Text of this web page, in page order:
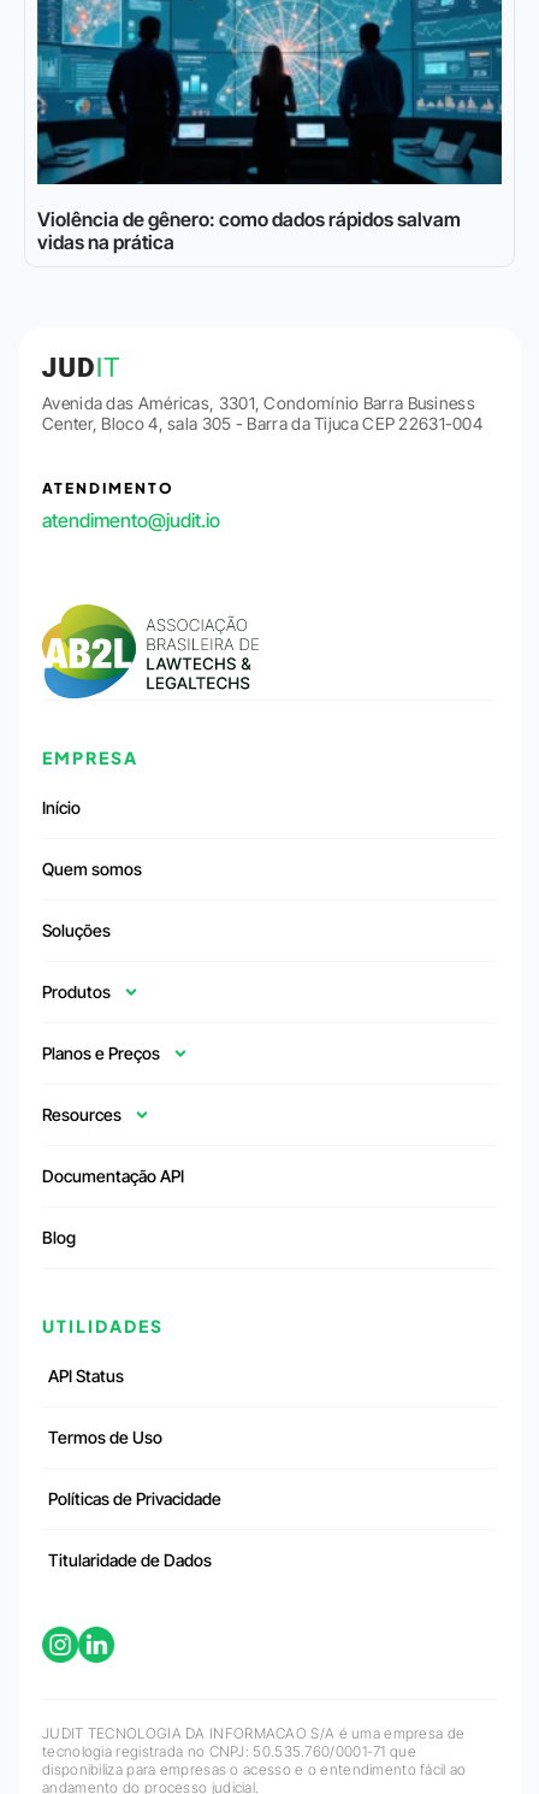
Violência de gênero: como dados rápidos salvam
vidas na prática
Avenida das Américas, 3301, Condomínio Barra Business
Center, Bloco 4, sala 305 - Barra da Tijuca CEP 22631-004
ATENDIMENTO
atendimento@judit.io
EMPRESA
Início
Quem somos
Soluções
Produtos
Planos e Preços
Resources
Documentação API
Blog
UTILIDADES
API Status
Termos de Uso
Políticas de Privacidade
Titularidade de Dados
JUDIT TECNOLOGIA DA INFORMACAO S/A é uma empresa de
tecnologia registrada no CNPJ: 50.535.760/0001-71 que
disponibiliza para empresas o acesso e o entendimento fácil ao
andamento do processo judicial.